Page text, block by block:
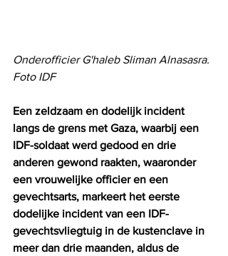
Onderofficier G'haleb Sliman Alnasasra.
Foto IDF
Een zeldzaam en dodelijk incident
langs de grens met Gaza, waarbij een
IDF-soldaat werd gedood en drie
anderen gewond raakten, waaronder
een vrouwelijke officier en een
gevechtsarts, markeert het eerste
dodelijke incident van een IDF-
gevechtsvliegtuig in de kustenclave in
meer dan drie maanden, aldus de